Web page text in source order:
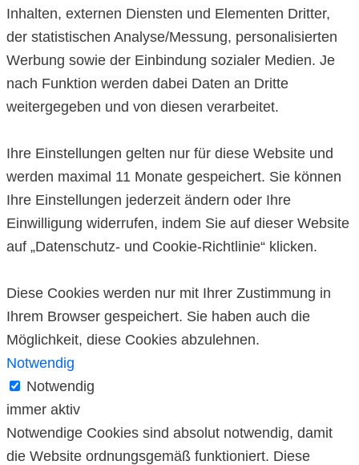
Inhalten, externen Diensten und Elementen Dritter,
der statistischen Analyse/Messung, personalisierten
Werbung sowie der Einbindung sozialer Medien. Je
nach Funktion werden dabei Daten an Dritte
weitergegeben und von diesen verarbeitet.
Ihre Einstellungen gelten nur für diese Website und
werden maximal 11 Monate gespeichert. Sie können
Ihre Einstellungen jederzeit ändern oder Ihre
Einwilligung widerrufen, indem Sie auf dieser Website
auf „Datenschutz- und Cookie-Richtlinie“ klicken.
Diese Cookies werden nur mit Ihrer Zustimmung in
Ihrem Browser gespeichert. Sie haben auch die
Möglichkeit, diese Cookies abzulehnen.
Notwendig
Notwendig
immer aktiv
Notwendige Cookies sind absolut notwendig, damit
die Website ordnungsgemäß funktioniert. Diese